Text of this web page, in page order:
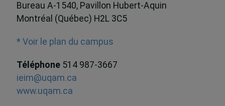
Bureau A-1540, Pavillon Hubert-Aquin
Montréal (Québec) H2L 3C5
* Voir le plan du campus
Téléphone 514 987-3667
ieim@uqam.ca
www.uqam.ca